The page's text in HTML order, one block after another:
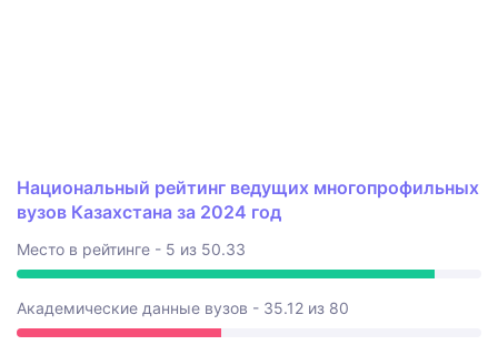
Национальный рейтинг ведущих многопрофильных
вузов Казахстана за 2024 год
Место в рейтинге - 5 из 50.33
Академические данные вузов - 35.12 из 80